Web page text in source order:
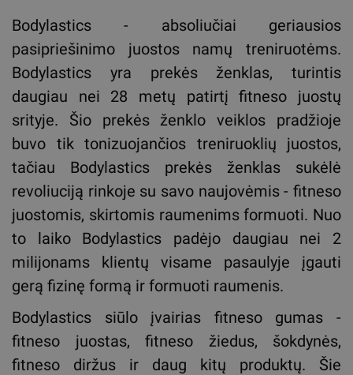
Bodylastics - absoliučiai geriausios
pasipriešinimo juostos namų treniruotėms.
Bodylastics yra prekės ženklas, turintis
daugiau nei 28 metų patirtį fitneso juostų
srityje. Šio prekės ženklo veiklos pradžioje
buvo tik tonizuojančios treniruoklių juostos,
tačiau Bodylastics prekės ženklas sukėlė
revoliuciją rinkoje su savo naujovėmis - fitneso
juostomis, skirtomis raumenims formuoti. Nuo
to laiko Bodylastics padėjo daugiau nei 2
milijonams klientų visame pasaulyje įgauti
gerą fizinę formą ir formuoti raumenis.
Bodylastics siūlo įvairias fitneso gumas -
fitneso juostas, fitneso žiedus, šokdynės,
fitneso diržus ir daug kitų produktų. Šie